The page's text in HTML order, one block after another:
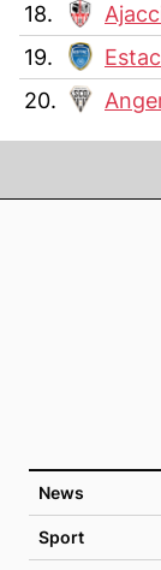
18.
19.
20.
News
Sport